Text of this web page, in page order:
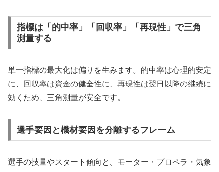
指標は「的中率」「回収率」「再現性」で三角
測量する
単一指標の最大化は偏りを生みます。的中率は心理的安定
に、回収率は資金の健全性に、再現性は翌日以降の継続に
効くため、三角測量が安全です。
選手要因と機材要因を分離するフレーム
選手の技量やスタート傾向と、モーター・プロペラ・気象